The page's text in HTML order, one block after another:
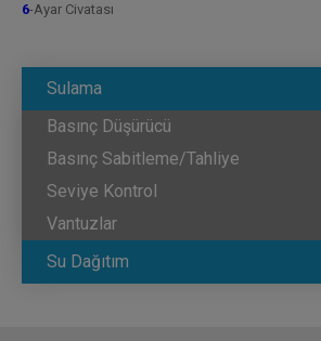
Sulama
Basınç Düşürücü
Basınç Sabitleme/Tahliye
Seviye Kontrol
Vantuzlar
Su Dağıtım
6-Ayar Civatası